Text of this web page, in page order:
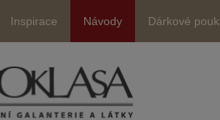
Inspirace Návody Dárkové